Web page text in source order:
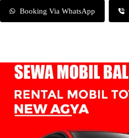
Booking Via WhatsApp